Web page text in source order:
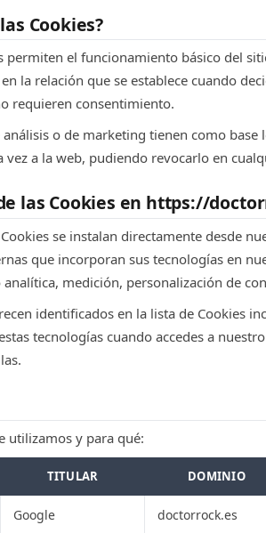
Cookies?
permiten el funcionamiento básico del
la relación que se establece cuando
requieren consentimiento.
o de marketing tienen como
a la web, pudiendo revocarlo en
las Cookies en https://
se instalan directamente desde
que incorporan sus tecnologías en
medición, personalización de
identificados en la lista de Cookies
tecnologías cuando accedes a
utilizamos y para qué:
TITULAR DOMINIO
Google doctorrock.es